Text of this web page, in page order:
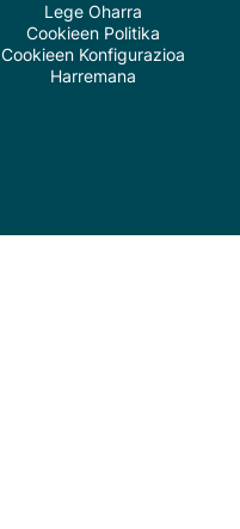
Lege Oharra
Cookieen Politika
Cookieen Konfigurazioa
Harremana